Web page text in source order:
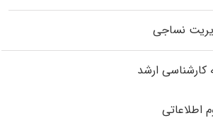
نساجی
کارشناسی ارشد
اطلاعاتی